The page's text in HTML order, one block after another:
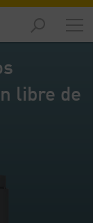
libre de